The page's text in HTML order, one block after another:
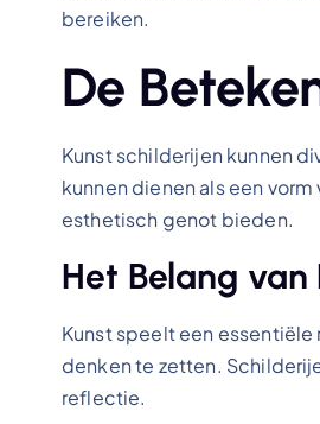
bereiken.
De
Kunst schilderijen kunnen
kunnen dienen als een
esthetisch genot bieden.
Het Belang
Kunst speelt een essentiële
denken te zetten.
reflectie.